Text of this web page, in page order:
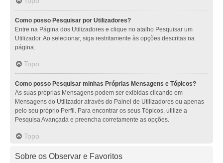
Como posso Pesquisar por Utilizadores?
Entre na Página dos Utilizadores e clique no atalho Pesquisar um
Utilizador. Ao selecionar, siga restritamente às opções descritas na
página.
Topo
Como posso Pesquisar minhas Próprias Mensagens e Tópicos?
As suas próprias Mensagens podem ser exibidas clicando em
Mensagens do Utilizador através do Painel de Utilizadores ou apenas
pelo seu próprio Perfil. Para encontrar os seus Tópicos, utilize a
Pesquisa Avançada e preencha corretamente as opções.
Topo
Sobre os Observar e Favoritos